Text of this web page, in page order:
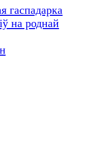
гаспадарка
на роднай